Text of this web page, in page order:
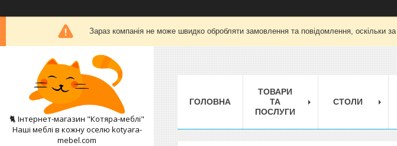
Зараз компанія не може швидко обробляти замовлення та повідомлення, оскільки
🐈 Інтернет-магазин "Котяра-меблі"
Наші меблі в кожну оселю kotyara-
mebel.com
ГОЛОВНА
ТОВАРИ
ТА
ПОСЛУГИ
СТОЛИ